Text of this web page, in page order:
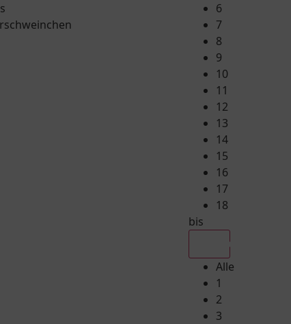
6
7
8
9
10
11
12
13
14
15
16
17
18
bis
Alle
1
2
3